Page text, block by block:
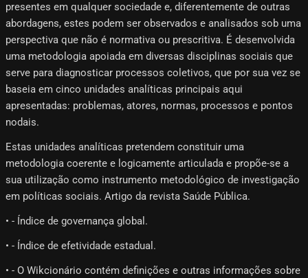
presentes em qualquer sociedade e, diferentemente de outras
abordagens, estes podem ser observados e analisados ​​sob uma
perspectiva que não é normativa ou prescritiva. É desenvolvida
uma metodologia apoiada em diversas disciplinas sociais que
serve para diagnosticar processos coletivos, que por sua vez se
baseia em cinco unidades analíticas principais aqui
apresentadas: problemas, atores, normas, processos e pontos
nodais.
Estas unidades analíticas pretendem constituir uma
metodologia coerente e logicamente articulada e propõe-se a
sua utilização como instrumento metodológico de investigação
em políticas sociais. Artigo da revista Saúde Pública.
• - Índice de governança global.
• - Índice de efetividade estadual.
• - O Wikcionário contém definições e outras informações sobre